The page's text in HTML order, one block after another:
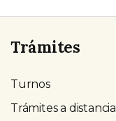
Trámites
Turnos
Trámites a distancia